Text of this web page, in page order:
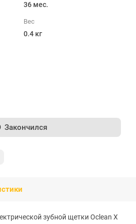
36 мес.
Вес
0.4 кг
Закончился
зубной щетки Oclean X